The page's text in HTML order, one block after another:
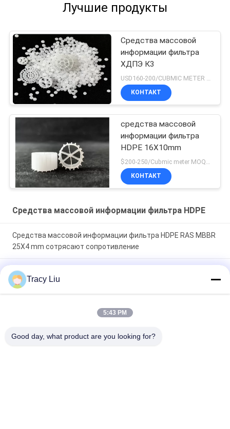
Лучшие продукты
Средства массовой
информации фильтра
ХДПЭ К3
USD160-200/CUBMIC METER MOQ:1CubmicMeter
КОНТАКТ
средства массовой
информации фильтра
HDPE 16X10mm
КОНТАКТ
Средства массовой информации фильтра HDPE
Средства массовой информации фильтра HDPE RAS MBBR
25X4 mm сотрясают сопротивление
Реакторы Biofilm HDPE белые на обработка сточных вод
25X4mm
девственного HDPE УПРАВЛЕНИЯ ПО САНИТАРНОМУ
МЕДИКАМЕНТОВ био 16X10mm
Tracy Liu
5:43 PM
Good day, what product are you looking for?